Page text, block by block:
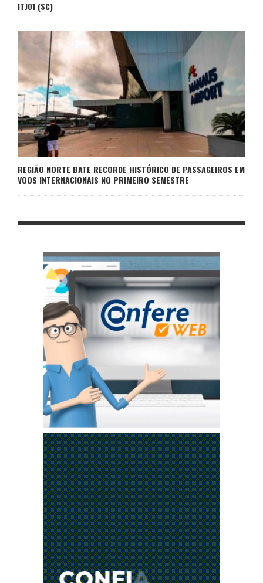
ITJ01 (SC)
REGIÃO NORTE BATE RECORDE HISTÓRICO DE PASSAGEIROS EM
VOOS INTERNACIONAIS NO PRIMEIRO SEMESTRE